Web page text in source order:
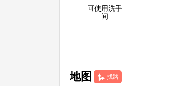
可使用洗手
间
地图 找路